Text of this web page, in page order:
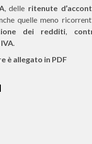
, delle ritenute
quelle meno
dei redditi,
.
è allegato in PDF